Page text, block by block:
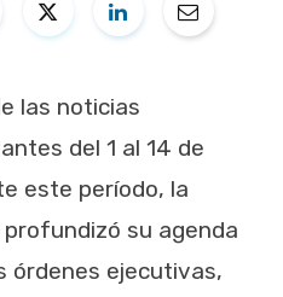
las noticias
del 1 al 14 de
este período, la
su agenda
órdenes ejecutivas,